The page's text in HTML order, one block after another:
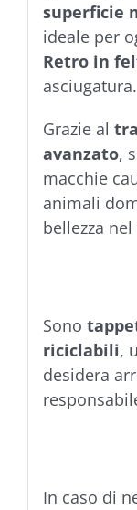
superficie
ideale per
Retro in
asciugatura.
Grazie al
avanzato,
macchie
animali
bellezza
Sono
riciclabili,
desidera
In caso di